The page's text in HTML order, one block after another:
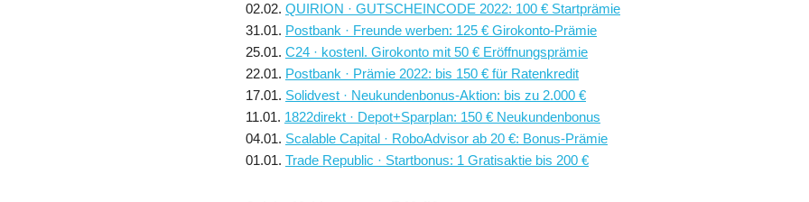
02.02. QUIRION · GUTSCHEINCODE 2022: 100 € Startprämie
31.01. Postbank · Freunde werben: 125 € Girokonto-Prämie
25.01. C24 · kostenl. Girokonto mit 50 € Eröffnungsprämie
22.01. Postbank · Prämie 2022: bis 150 € für Ratenkredit
17.01. Solidvest · Neukundenbonus-Aktion: bis zu 2.000 €
11.01. 1822direkt · Depot+Sparplan: 150 € Neukundenbonus
04.01. Scalable Capital · RoboAdvisor ab 20 €: Bonus-Prämie
01.01. Trade Republic · Startbonus: 1 Gratisaktie bis 200 €